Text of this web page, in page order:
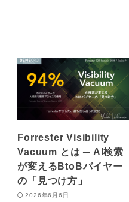
Forrester Visibility
Vacuum とは ─ AI検索
が変えるBtoBバイヤー
の「見つけ方」
2026年6月6日